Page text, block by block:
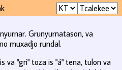
Grunyurnatason, va
muxadjo rundal.
va "gri" toza is "á" tena, tulon va